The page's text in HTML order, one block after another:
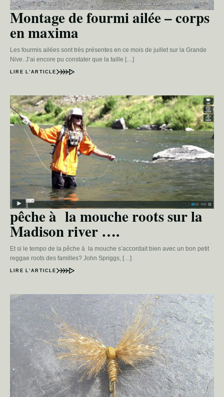
Montage de fourmi ailée – corps
en maxima
Les fourmis ailées sont très présentes en ce mois de juillet sur la Grande
Nive. J’ai encore pu constater que la taille […]
LIRE L’ARTICLE
pêche à la mouche roots sur la
Madison river ….
Et si le tempo de la pêche à la mouche s’accordait bien avec un bon petit
reggae roots des familles? John Spriggs, […]
LIRE L’ARTICLE